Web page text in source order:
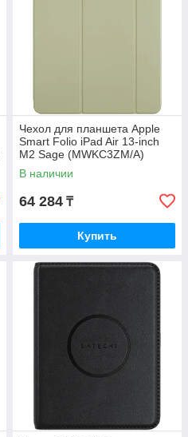
Чехол для планшета Apple
Smart Folio iPad Air 13-inch
M2 Sage (MWKC3ZM/A)
В наличии
64 284 ₸
Купить